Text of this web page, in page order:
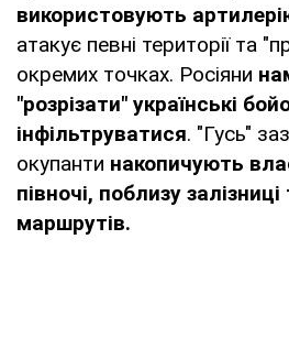
використовують
атакує певні території та
окремих точках. Росіяни
"розрізати" українські
інфільтруватися. "Гусь"
окупанти накопичують
півночі, поблизу
маршрутів.